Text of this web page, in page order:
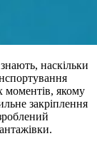
наскільки
моментів, якому
закріплення